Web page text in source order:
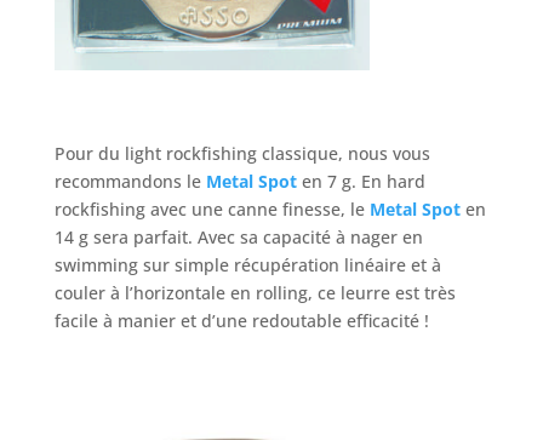
Pour du light rockfishing classique, nous vous
recommandons le Metal Spot en 7 g. En hard
rockfishing avec une canne finesse, le Metal Spot en
14 g sera parfait. Avec sa capacité à nager en
swimming sur simple récupération linéaire et à
couler à l’horizontale en rolling, ce leurre est très
facile à manier et d’une redoutable efficacité !